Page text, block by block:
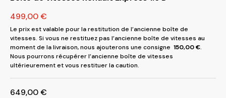
499,00€
Le prix est valable pour la restitution de l’ancienne boîte de
vitesses. Si vous ne restituez pas l’ancienne boîte de vitesses au
moment de la livraison, nous ajouterons une consigne 150,00€.
Nous pourrons récupérer l’ancienne boîte de vitesses
ultérieurement et vous restituer la caution.
649,00€